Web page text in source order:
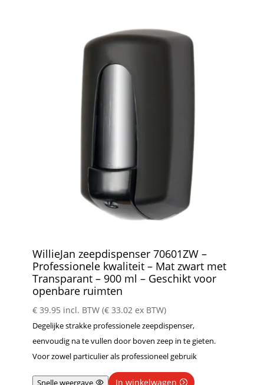
WillieJan zeepdispenser 70601ZW –
Professionele kwaliteit – Mat zwart met
Transparant – 900 ml – Geschikt voor
openbare ruimten
€39.95 incl. BTW (€33.02 ex BTW)
Degelijke strakke professionele zeepdispenser,
eenvoudig na te vullen door boven zeep in te gieten.
Voor zowel particulier als professioneel gebruik
Snelle weergave In winkelwagen